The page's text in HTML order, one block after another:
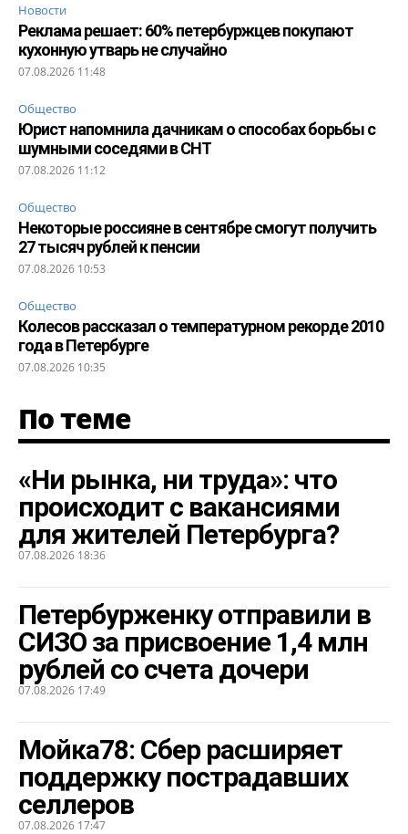
Новости
Реклама решает: 60% петербуржцев покупают
кухонную утварь не случайно
07.08.2026 11:48
Общество
Юрист напомнила дачникам о способах борьбы с
шумными соседями в СНТ
07.08.2026 11:12
Общество
Некоторые россияне в сентябре смогут получить
27 тысяч рублей к пенсии
07.08.2026 10:53
Общество
Колесов рассказал о температурном рекорде 2010
года в Петербурге
07.08.2026 10:35
По теме
«Ни рынка, ни труда»: что
происходит с вакансиями
для жителей Петербурга?
07.08.2026 18:36
Петербурженку отправили в
СИЗО за присвоение 1,4 млн
рублей со счета дочери
07.08.2026 17:49
Мойка78: Сбер расширяет
поддержку пострадавших
селлеров
07.08.2026 17:47